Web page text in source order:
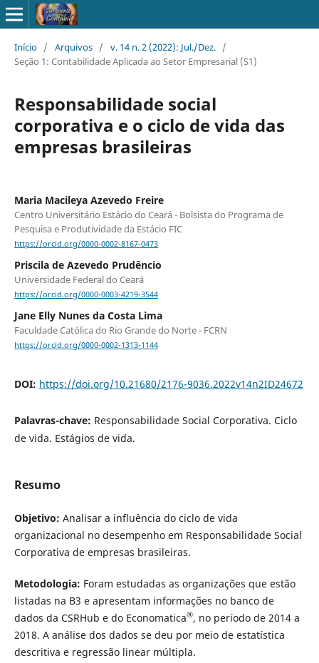
Início / Arquivos / v. 14 n. 2 (2022): Jul./Dez. /
Seção 1: Contabilidade Aplicada ao Setor Empresarial (S1)
Responsabilidade social
corporativa e o ciclo de vida das
empresas brasileiras
Maria Macileya Azevedo Freire
Centro Universitário Estácio do Ceará - Bolsista do Programa de
Pesquisa e Produtividade da Estácio FIC
https://orcid.org/0000-0002-8167-0473
Priscila de Azevedo Prudêncio
Universidade Federal do Ceará
https://orcid.org/0000-0003-4219-3544
Jane Elly Nunes da Costa Lima
Faculdade Católica do Rio Grande do Norte - FCRN
https://orcid.org/0000-0002-1313-1144
DOI: https://doi.org/10.21680/2176-9036.2022v14n2ID24672
Palavras-chave: Responsabilidade Social Corporativa. Ciclo
de vida. Estágios de vida.
Resumo
Objetivo: Analisar a influência do ciclo de vida
organizacional no desempenho em Responsabilidade Social
Corporativa de empresas brasileiras.
Metodologia: Foram estudadas as organizações que estão
listadas na B3 e apresentam informações no banco de
dados da CSRHub e do Economatica®, no período de 2014 a
2018. A análise dos dados se deu por meio de estatística
descritiva e regressão linear múltipla.